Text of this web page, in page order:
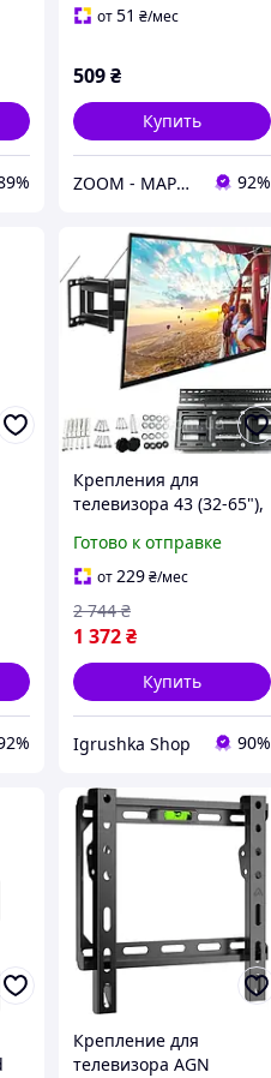
от51 ₴/мес
509₴
Купить
ZOOM - МАРКЕТ ЦИФРОВОЙ ТЕХНИКИ 92%
Крепления для
телевизора 43 (32-65"),
Крепление для тв на
стену, Кронштейн тв
настенный, RYH
Готово к отправке
от229₴/мес
1 372₴
2 744 ₴
Купить
Igrushka Shop 90%
Крепление для
телевизора AGN